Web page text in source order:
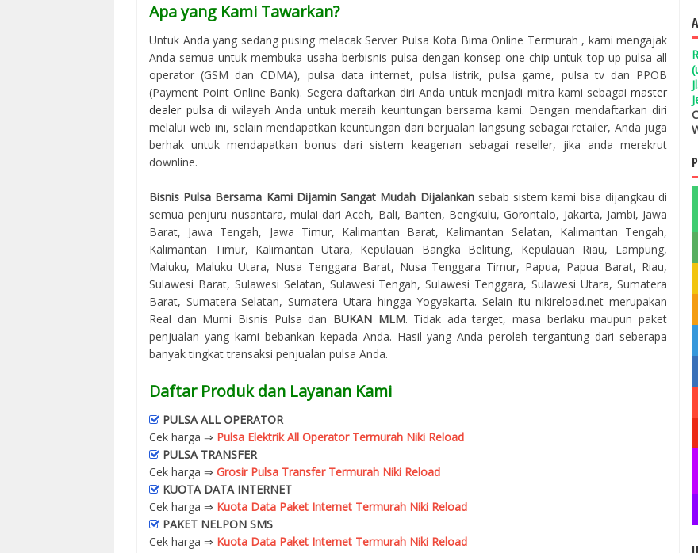
Apa yang Kami Tawarkan?
Untuk Anda yang sedang pusing melacak Server Pulsa Kota Bima Online Termurah , kami mengajak
Anda semua untuk membuka usaha berbisnis pulsa dengan konsep one chip untuk top up pulsa all
operator (GSM dan CDMA), pulsa data internet, pulsa listrik, pulsa game, pulsa tv dan PPOB
(Payment Point Online Bank). Segera daftarkan diri Anda untuk menjadi mitra kami sebagai master
dealer pulsa di wilayah Anda untuk meraih keuntungan bersama kami. Dengan mendaftarkan diri
melalui web ini, selain mendapatkan keuntungan dari berjualan langsung sebagai retailer, Anda juga
berhak untuk mendapatkan bonus dari sistem keagenan sebagai reseller, jika anda merekrut
downline.
Bisnis Pulsa Bersama Kami Dijamin Sangat Mudah Dijalankansebab sistem kami bisa dijangkau di
semua penjuru nusantara, mulai dari Aceh, Bali, Banten, Bengkulu, Gorontalo, Jakarta, Jambi, Jawa
Barat, Jawa Tengah, Jawa Timur, Kalimantan Barat, Kalimantan Selatan, Kalimantan Tengah,
Kalimantan Timur, Kalimantan Utara, Kepulauan Bangka Belitung, Kepulauan Riau, Lampung,
Maluku, Maluku Utara, Nusa Tenggara Barat, Nusa Tenggara Timur, Papua, Papua Barat, Riau,
Sulawesi Barat, Sulawesi Selatan, Sulawesi Tengah, Sulawesi Tenggara, Sulawesi Utara, Sumatera
Barat, Sumatera Selatan, Sumatera Utara hingga Yogyakarta. Selain itu nikireload.net merupakan
Real dan Murni Bisnis Pulsa dan BUKAN MLM. Tidak ada target, masa berlaku maupun paket
penjualan yang kami bebankan kepada Anda. Hasil yang Anda peroleh tergantung dari seberapa
banyak tingkat transaksi penjualan pulsa Anda.
Daftar Produk dan Layanan Kami
PULSA ALL OPERATOR
Cek harga ⇒ Pulsa Elektrik All Operator Termurah Niki Reload
PULSA TRANSFER
Cek harga ⇒ Grosir Pulsa Transfer Termurah Niki Reload
KUOTA DATA INTERNET
Cek harga ⇒ Kuota Data Paket Internet Termurah Niki Reload
PAKET NELPON SMS
Cek harga ⇒ Kuota Data Paket Internet Termurah Niki Reload